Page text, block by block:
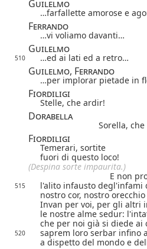
Guilelmo
…farfallette amorose e
Ferrando
…vi voliamo davanti…
Guilelmo
510 …ed ai lati ed a retro…
Guilelmo, Ferrando
…per implorar pietade in
Fiordiligi
Stelle, che ardir!
Dorabella
Sorella, che
Fiordiligi
Temerari, sortite
fuori di questo loco!
(Despina sorte impaurita.)
E non
515
l'alito infausto degl'infami
nostro cor, nostro
Invan per voi, per gli altri
le nostre alme sedur:
che per noi già si diede ai
520
saprem loro serbar infino
a dispetto del mondo e